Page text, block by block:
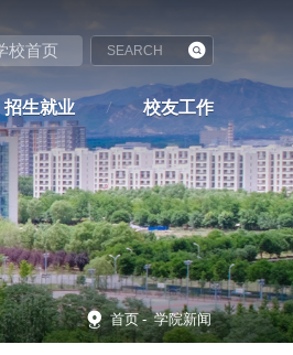
校首页
招生就业 校友工作
首页- 学院新闻